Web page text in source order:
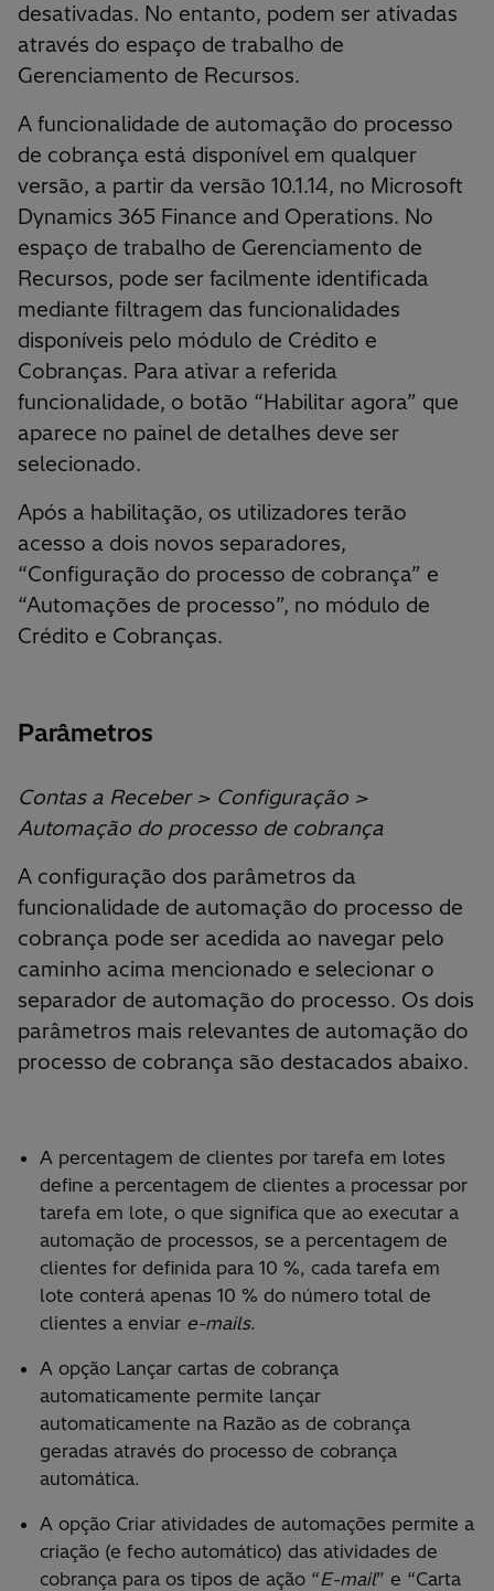
desativadas. No entanto, podem ser ativadas
através do espaço de trabalho de
Gerenciamento de Recursos.
A funcionalidade de automação do processo
de cobrança está disponível em qualquer
versão, a partir da versão 10.1.14, no Microsoft
Dynamics 365 Finance and Operations. No
espaço de trabalho de Gerenciamento de
Recursos, pode ser facilmente identificada
mediante filtragem das funcionalidades
disponíveis pelo módulo de Crédito e
Cobranças. Para ativar a referida
funcionalidade, o botão “Habilitar agora” que
aparece no painel de detalhes deve ser
selecionado.
Após a habilitação, os utilizadores terão
acesso a dois novos separadores,
“Configuração do processo de cobrança” e
“Automações de processo”, no módulo de
Crédito e Cobranças.
Parâmetros
Contas a Receber > Configuração >
Automação do processo de cobrança
A configuração dos parâmetros da
funcionalidade de automação do processo de
cobrança pode ser acedida ao navegar pelo
caminho acima mencionado e selecionar o
separador de automação do processo. Os dois
parâmetros mais relevantes de automação do
processo de cobrança são destacados abaixo.
A percentagem de clientes por tarefa em lotes
define a percentagem de clientes a processar por
tarefa em lote, o que significa que ao executar a
automação de processos, se a percentagem de
clientes for definida para 10 %, cada tarefa em
lote conterá apenas 10 % do número total de
clientes a enviar e-mails.
A opção Lançar cartas de cobrança
automaticamente permite lançar
automaticamente na Razão as de cobrança
geradas através do processo de cobrança
automática.
A opção Criar atividades de automações permite a
criação (e fecho automático) das atividades de
cobrança para os tipos de ação “E-mail” e “Carta